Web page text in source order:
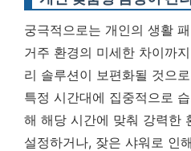
궁극적으로는 개인의 생활
거주 환경의 미세한 차이까
리 솔루션이 보편화될 것으
특정 시간대에 집중적으로
해 해당 시간에 맞춰 강력한
설정하거나, 잦은 샤워로 인